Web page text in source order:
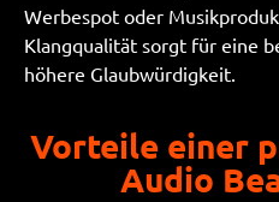
Werbespot oder
Klangqualität sorgt für eine
höhere Glaubwürdigkeit.
Vorteile einer
Audio